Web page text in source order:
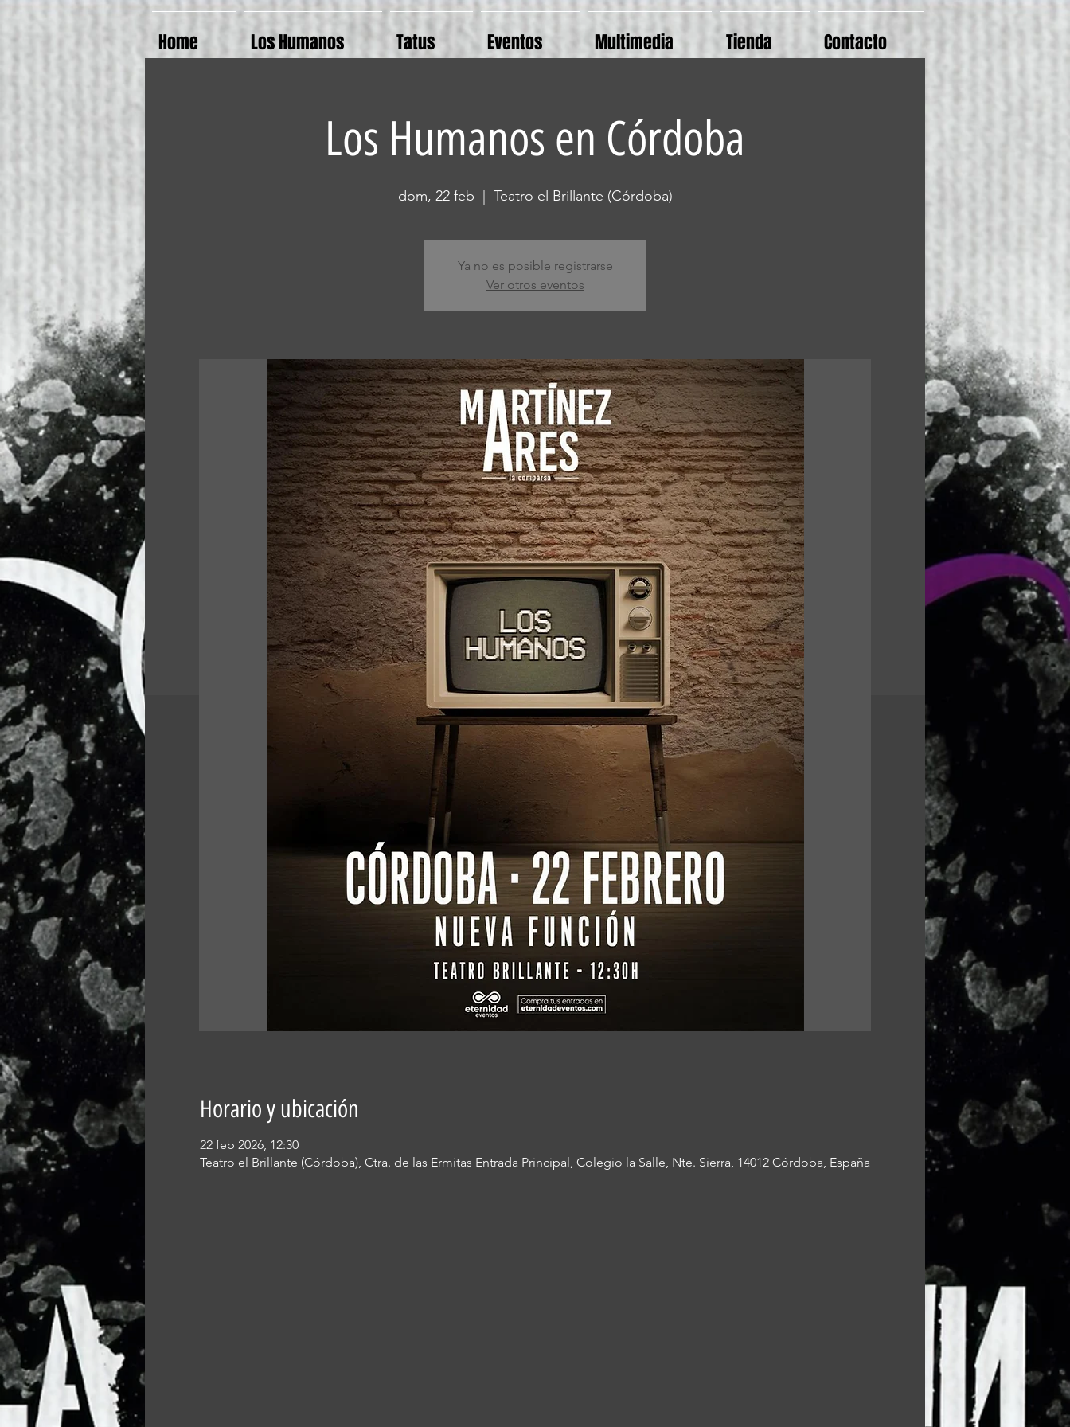
Home Los Humanos Tatus Eventos Multimedia Tienda Contacto
Los Humanos en Córdoba
dom, 22 feb Teatro el Brillante (Córdoba)
Ya no es posible registrarse
Ver otros eventos
Horario y ubicación
22 feb 2026, 12:30
Teatro el Brillante (Córdoba), Ctra. de las Ermitas Entrada Principal, Colegio la Salle, Nte. Sierra, 14012 Córdoba, España